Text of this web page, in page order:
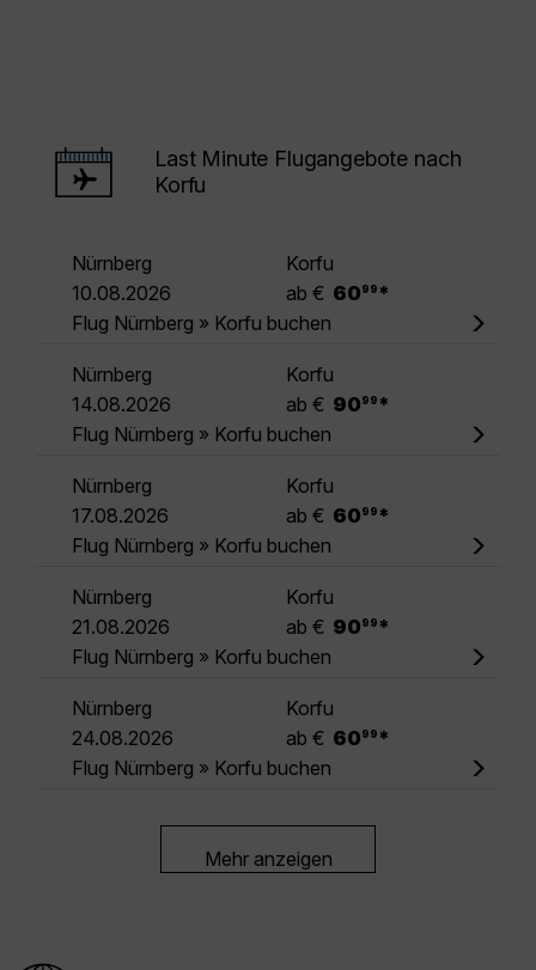
Last Minute Flugangebote nach
Korfu
Nürnberg
Korfu
10.08.2026
ab € 60 99 *
Flug Nürnberg » Korfu buchen
Nürnberg
Korfu
14.08.2026
ab € 90 99 *
Flug Nürnberg » Korfu buchen
Nürnberg
Korfu
17.08.2026
ab € 60 99 *
Flug Nürnberg » Korfu buchen
Nürnberg
Korfu
21.08.2026
ab € 90 99 *
Flug Nürnberg » Korfu buchen
Nürnberg
Korfu
24.08.2026
ab € 60 99 *
Flug Nürnberg » Korfu buchen
Mehr anzeigen